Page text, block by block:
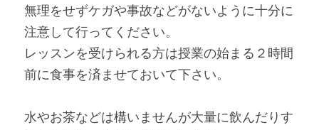
無理をせずケガや事故などがないように十分に
注意して行ってください。
レッスンを受けられる方は授業の始まる２時間
前に食事を済ませておいて下さい。
水やお茶などは構いませんが大量に飲んだりす